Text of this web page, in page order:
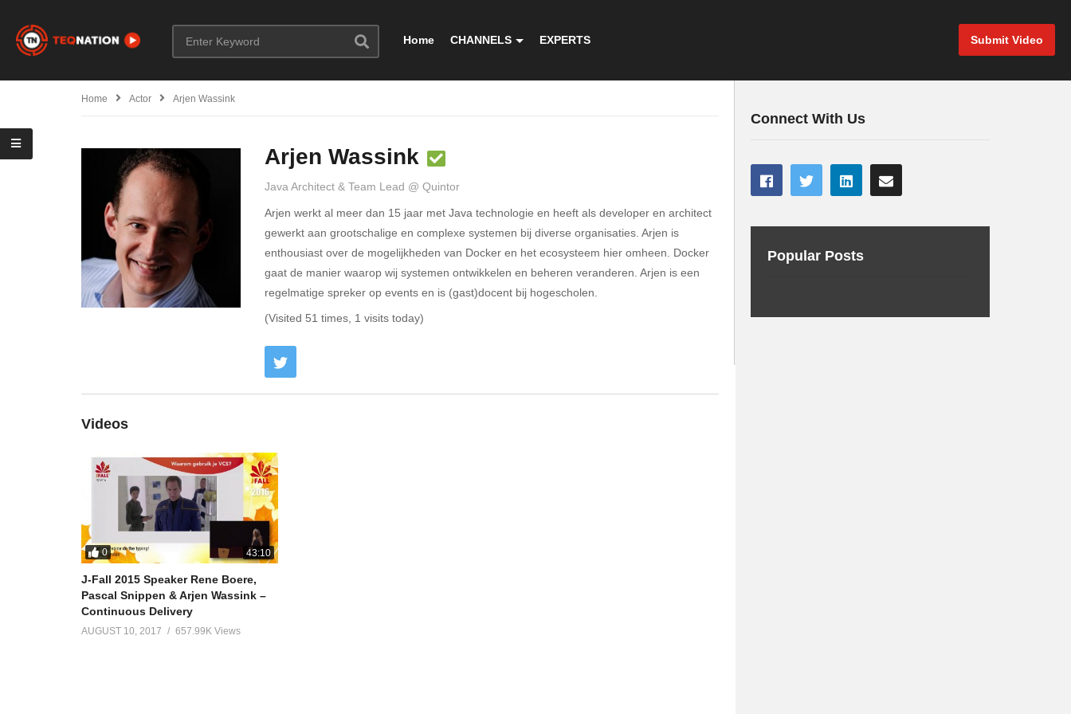
Submit Video
Home CHANNELS EXPERTS
Home Actor Arjen Wassink
Arjen Wassink
Java Architect & Team Lead @ Quintor
Arjen werkt al meer dan 15 jaar met Java technologie en heeft als developer en architect
gewerkt aan grootschalige en complexe systemen bij diverse organisaties. Arjen is
enthousiast over de mogelijkheden van Docker en het ecosysteem hier omheen. Docker
gaat de manier waarop wij systemen ontwikkelen en beheren veranderen. Arjen is een
regelmatige spreker op events en is (gast)docent bij hogescholen.
(Visited 51 times, 1 visits today)
Videos
0 43:10
J-Fall 2015 Speaker Rene Boere,
Pascal Snippen & Arjen Wassink –
Continuous Delivery
AUGUST 10, 2017 657.99K Views
Connect With Us
Popular Posts